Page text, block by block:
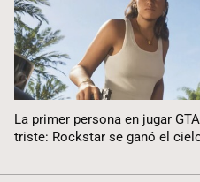
La primer persona en jugar
triste: Rockstar se ganó el